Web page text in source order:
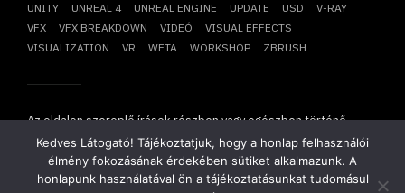
UNITY
UNREAL 4 UNREAL ENGINE UPDATE USD
V-RAY
VFX
VFX BREAKDOWN VIDEÓ
VISUAL EFFECTS
VISUALIZATION
VR WETA WORKSHOP ZBRUSH
Az oldalon szereplő írások részben vagy egészben történő
átvétele, újraközlése csak írásbeli hozzájárulásunkkal
lehetséges!
Copyright © 2014-2026. Minden jog fenntartva.Mesharray Zrt.
Kedves Látogató! Tájékoztatjuk, hogy a honlap felhasználói
élmény fokozásának érdekében sütiket alkalmazunk. A
honlapunk használatával ön a tájékoztatásunkat tudomásul